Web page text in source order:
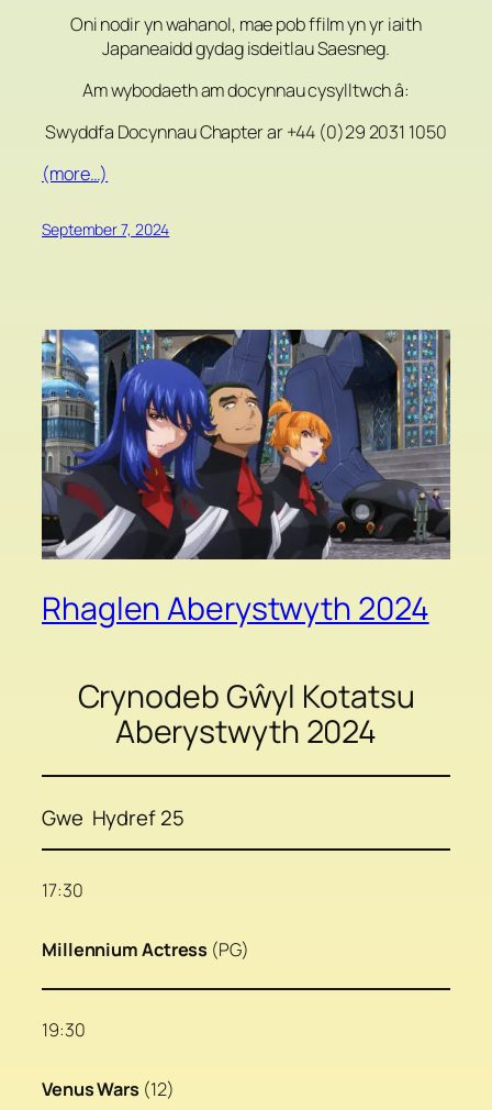
Oni nodir yn wahanol, mae pob ffilm yn yr iaith
Japaneaidd gydag isdeitlau Saesneg.
Am wybodaeth am docynnau cysylltwch â:
Swyddfa Docynnau Chapter ar +44 (0)29 2031 1050
(more…)
September 7, 2024
Rhaglen Aberystwyth 2024
Crynodeb Gŵyl Kotatsu
Aberystwyth 2024
Gwe Hydref 25
17:30
Millennium Actress (PG)
19:30
Venus Wars (12)